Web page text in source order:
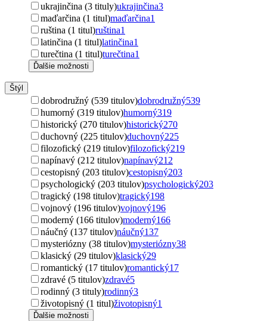
ukrajinčina (3 tituly)ukrajinčina3
maďarčina (1 titul)maďarčina1
ruština (1 titul)ruština1
latinčina (1 titul)latinčina1
turečtina (1 titul)turečtina1
Ďalšie možnosti
Štýl
dobrodružný (539 titulov)dobrodružný539
humorný (319 titulov)humorný319
historický (270 titulov)historický270
duchovný (225 titulov)duchovný225
filozofický (219 titulov)filozofický219
napínavý (212 titulov)napínavý212
cestopisný (203 titulov)cestopisný203
psychologický (203 titulov)psychologický203
tragický (198 titulov)tragický198
vojnový (196 titulov)vojnový196
moderný (166 titulov)moderný166
náučný (137 titulov)náučný137
mysteriózny (38 titulov)mysteriózny38
klasický (29 titulov)klasický29
romantický (17 titulov)romantický17
zdravé (5 titulov)zdravé5
rodinný (3 tituly)rodinný3
životopisný (1 titul)životopisný1
Ďalšie možnosti